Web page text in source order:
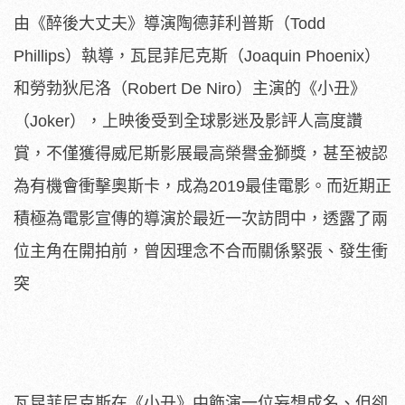
由《醉後大丈夫》導演陶德菲利普斯（Todd
Phillips）執導，瓦昆菲尼克斯（Joaquin Phoenix）
和勞勃狄尼洛（Robert De Niro）主演的《小丑》
（Joker），上映後受到全球影迷及影評人高度讚
賞，不僅獲得威尼斯影展最高榮譽金獅獎，甚至被認
為有機會衝擊奧斯卡，成為2019最佳電影。而近期正
積極為電影宣傳的導演於最近一次訪問中，透露了兩
位主角在開拍前，曾因理念不合而關係緊張、發生衝
突